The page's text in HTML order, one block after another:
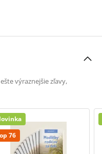
výraznejšie zľavy,
76